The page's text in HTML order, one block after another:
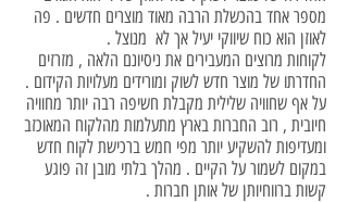
מספר אחד בהכשלת הרבה מאוד מוצרים חדשים . פה
לאוזן הוא כוח שיווקי יעיל אך לא מנוצל .
לקוחות מרוצים המעבירים את ניסיונם הלאה , מזרזים
החדרתו של מוצר חדש לשוק ומורידים מעלויות הקידום .
על אף שחוויה שלילית מקבלת חשיפה רבה יותר מחוויה
חיובית , רוב החברות בארץ מתעלמות מהלקוח המאוכזב
ומעדיפות להשקיע יותר מפי חמש ברכישת לקוח חדש
במקום לשמור על הקיים . מהלך בלתי מובן זה פוגע
קשות ברווחיותן של אותן חברות .